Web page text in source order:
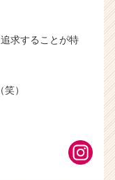
求することが特
）